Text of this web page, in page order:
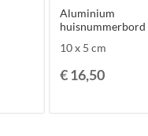
Aluminium
huisnummerbord
10 x 5 cm
€ 16,50